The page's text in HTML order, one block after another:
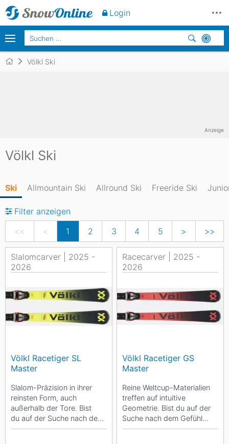
Völkl Ski
Völkl Ski
Ski Allmountain Ski Allround Ski Freeride Ski
<< < 1 2 3 4 5 > >>
Filter anzeigen
Slalomcarver | 2025 -
2026
Völkl Racetiger SL
Master
Slalom-Präzision in ihrer
reinsten Form, auch
außerhalb der Tore. Bist
du auf der Suche nach dem
Gefühl eines Weltcup-
Racecarver | 2025 -
2026
Völkl Racetiger GS
Master
Reine Weltcup-Materialien
treffen auf intuitive
Geometrie. Bist du auf der
Suche nach dem Gefühl
eines Weltcup-Rennläufers,
Anzeige
Login